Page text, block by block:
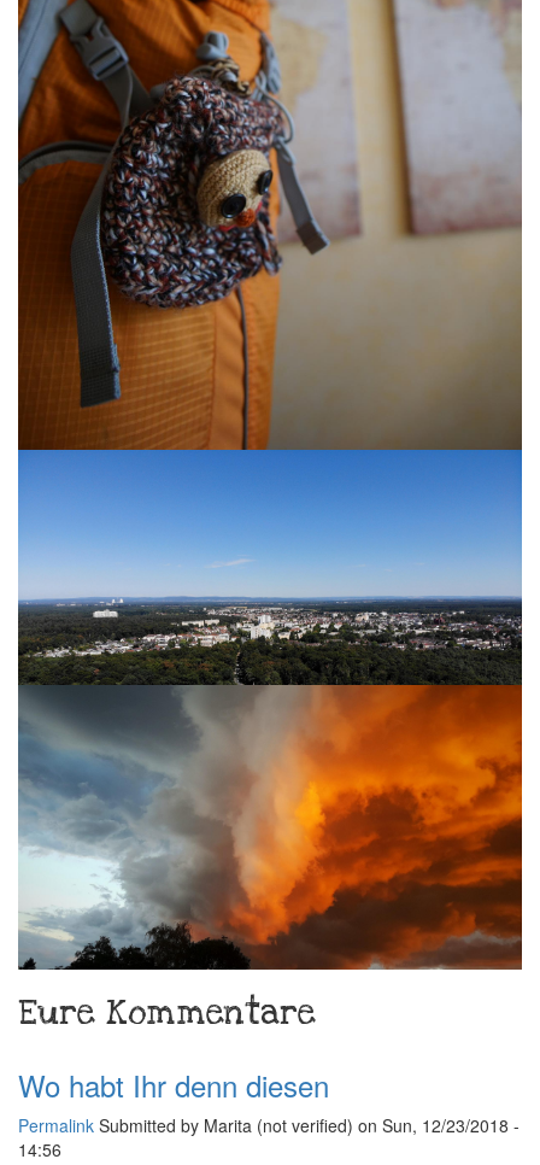
Eure Kommentare
Wo habt Ihr denn diesen
Permalink Submitted by Marita (not verified) on Sun, 12/23/2018 -
14:56